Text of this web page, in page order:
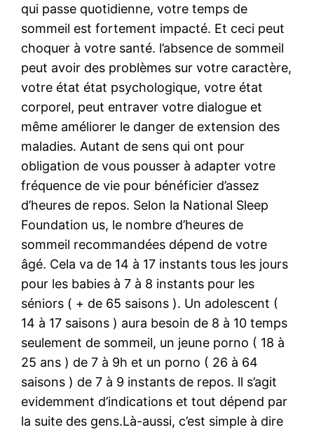
qui passe quotidienne, votre temps de
sommeil est fortement impacté. Et ceci peut
choquer à votre santé. l’absence de sommeil
peut avoir des problèmes sur votre caractère,
votre état état psychologique, votre état
corporel, peut entraver votre dialogue et
même améliorer le danger de extension des
maladies. Autant de sens qui ont pour
obligation de vous pousser à adapter votre
fréquence de vie pour bénéficier d’assez
d’heures de repos. Selon la National Sleep
Foundation us, le nombre d’heures de
sommeil recommandées dépend de votre
âgé. Cela va de 14 à 17 instants tous les jours
pour les babies à 7 à 8 instants pour les
séniors ( + de 65 saisons ). Un adolescent (
14 à 17 saisons ) aura besoin de 8 à 10 temps
seulement de sommeil, un jeune porno ( 18 à
25 ans ) de 7 à 9h et un porno ( 26 à 64
saisons ) de 7 à 9 instants de repos. ll s’agit
evidemment d’indications et tout dépend par
la suite des gens.Là-aussi, c’est simple à dire